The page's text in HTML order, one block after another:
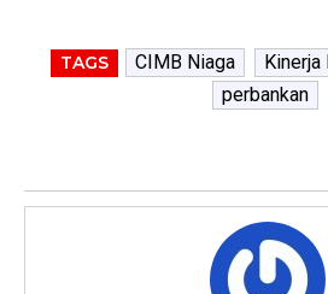
TAGS CIMB Niaga Kinerja
perbankan